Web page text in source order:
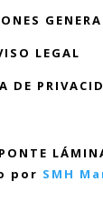
LEGAL
DE
por SMH